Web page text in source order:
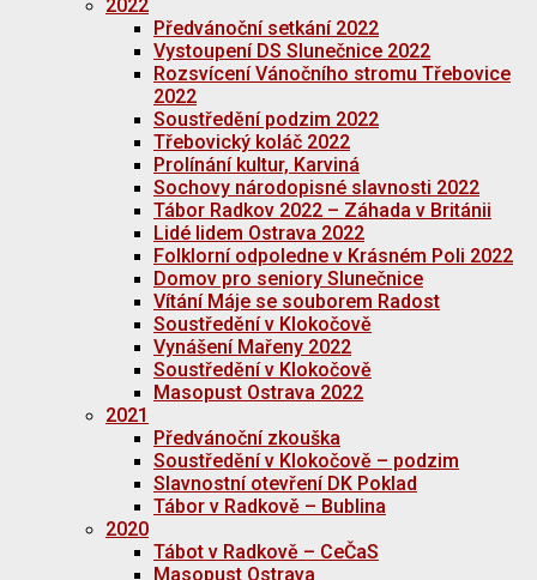
2022
Předvánoční setkání 2022
Vystoupení DS Slunečnice 2022
Rozsvícení Vánočního stromu Třebovice
2022
Soustředění podzim 2022
Třebovický koláč 2022
Prolínání kultur, Karviná
Sochovy národopisné slavnosti 2022
Tábor Radkov 2022 – Záhada v Británii
Lidé lidem Ostrava 2022
Folklorní odpoledne v Krásném Poli 2022
Domov pro seniory Slunečnice
Vítání Máje se souborem Radost
Soustředění v Klokočově
Vynášení Mařeny 2022
Soustředění v Klokočově
Masopust Ostrava 2022
2021
Předvánoční zkouška
Soustředění v Klokočově – podzim
Slavnostní otevření DK Poklad
Tábor v Radkově – Bublina
2020
Tábot v Radkově – CeČaS
Masopust Ostrava